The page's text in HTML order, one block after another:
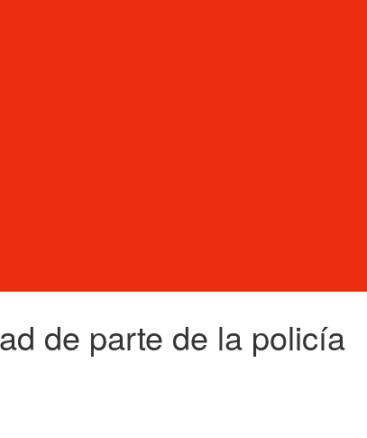
de parte de la policía